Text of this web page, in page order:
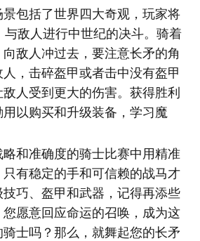
括了世界四大奇观，玩家将
与敌人进行中世纪的决斗。骑着
敌人冲过去，要注意长矛的角
，击碎盔甲或者击中没有盔甲
人受到更大的伤害。获得胜利
以购买和升级装备，学习魔
准确度的骑士比赛中用精准
有稳定的手和可信赖的战马才
巧、盔甲和武器，记得再添些
愿意回应命运的召唤，成为这
士吗？那么，就舞起您的长矛